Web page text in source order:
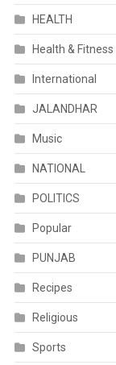
HEALTH
Health & Fitness
International
JALANDHAR
Music
NATIONAL
POLITICS
Popular
PUNJAB
Recipes
Religious
Sports